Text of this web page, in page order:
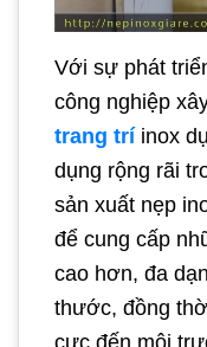
Với sự phát
công nghiệp
trang tríinox
dụng rộng rãi
sản xuất nẹp
để cung cấp
cao hơn, đa
thước, đồng
cực đến môi